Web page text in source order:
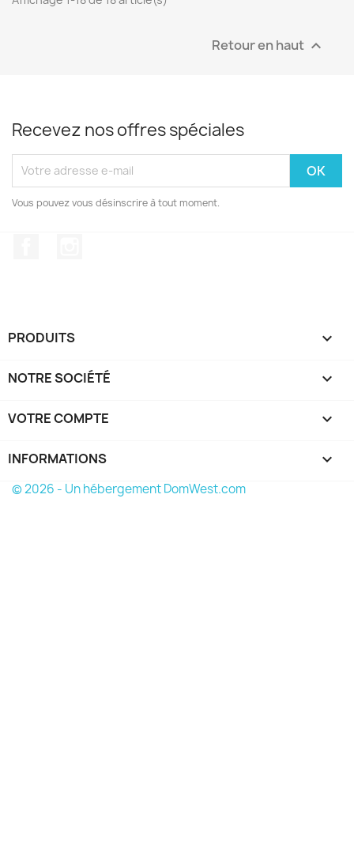
Retour en haut 
Recevez nos offres spéciales
Vous pouvez vous désinscrire à tout moment.
PRODUITS 
NOTRE SOCIÉTÉ 
VOTRE COMPTE 
INFORMATIONS keyboard_arrow_down
© 2026 - Un hébergement DomWest.com